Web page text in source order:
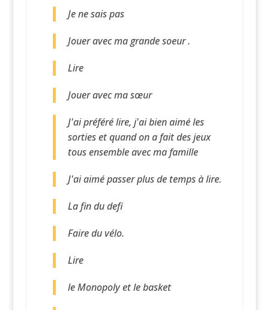
Je ne sais pas
Jouer avec ma grande soeur .
Lire
Jouer avec ma sœur
J'ai préféré lire, j'ai bien aimé les
sorties et quand on a fait des jeux
tous ensemble avec ma famille
J'ai aimé passer plus de temps à lire.
La fin du defi
Faire du vélo.
Lire
le Monopoly et le basket